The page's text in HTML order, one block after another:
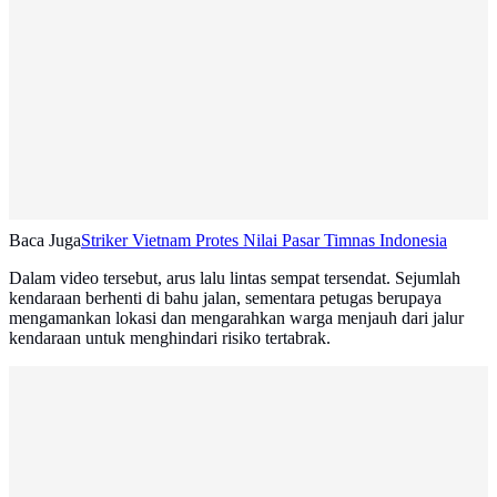
Baca JugaStriker Vietnam Protes Nilai Pasar Timnas Indonesia
Dalam video tersebut, arus lalu lintas sempat tersendat. Sejumlah
kendaraan berhenti di bahu jalan, sementara petugas berupaya
mengamankan lokasi dan mengarahkan warga menjauh dari jalur
kendaraan untuk menghindari risiko tertabrak.